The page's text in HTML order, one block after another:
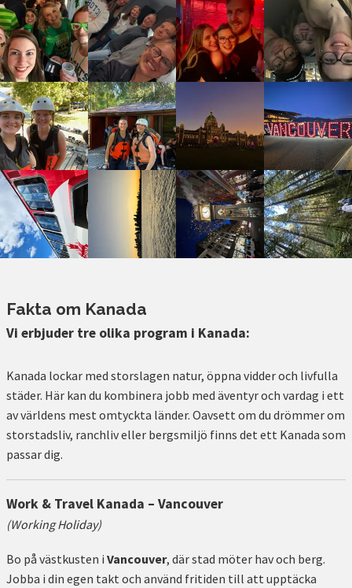
Fakta om Kanada
Vi erbjuder tre olika program i Kanada:
Kanada lockar med storslagen natur, öppna vidder och livfulla
städer. Här kan du kombinera jobb med äventyr och vardag i ett
av världens mest omtyckta länder. Oavsett om du drömmer om
storstadsliv, ranchliv eller bergsmiljö finns det ett Kanada som
passar dig.
Work & Travel Kanada – Vancouver
(Working Holiday)
Bo på västkusten i Vancouver, där stad möter hav och berg.
Jobba i din egen takt och använd fritiden till att upptäcka